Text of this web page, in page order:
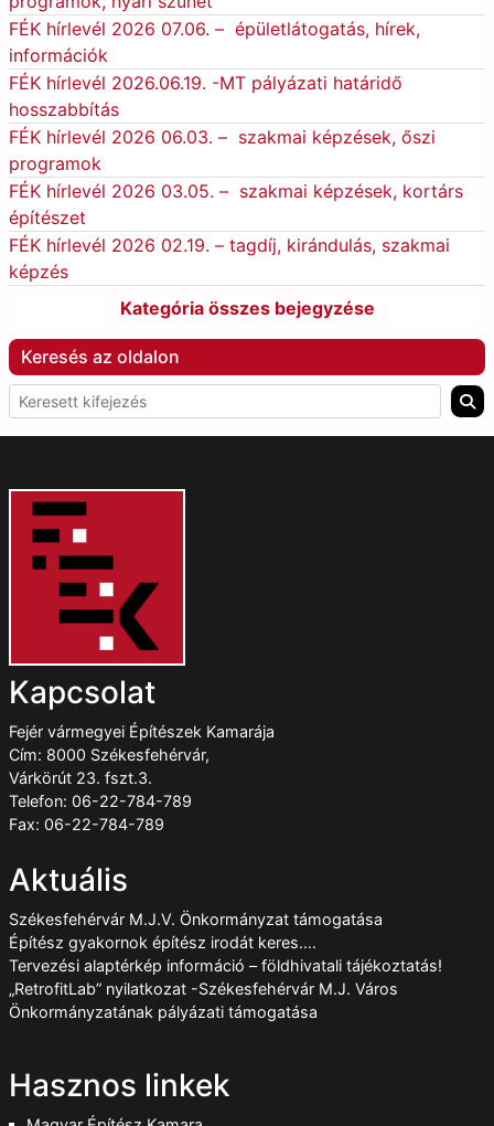
FÉK hírlevél 2026 07.06. – épületlátogatás, hírek,
információk
FÉK hírlevél 2026.06.19. -MT pályázati határidő
hosszabbítás
FÉK hírlevél 2026 06.03. – szakmai képzések, őszi
programok
FÉK hírlevél 2026 03.05. – szakmai képzések, kortárs
építészet
FÉK hírlevél 2026 02.19. – tagdíj, kirándulás, szakmai
képzés
Kategória összes bejegyzése
Keresés az oldalon
Kapcsolat
Fejér vármegyei Építészek Kamarája
Cím: 8000 Székesfehérvár,
Várkörút 23. fszt.3.
Telefon: 06-22-784-789
Fax: 06-22-784-789
Aktuális
Székesfehérvár M.J.V. Önkormányzat támogatása
Építész gyakornok építész irodát keres….
Tervezési alaptérkép információ – földhivatali tájékoztatás!
„RetrofitLab” nyilatkozat -Székesfehérvár M.J. Város
Önkormányzatának pályázati támogatása
Hasznos linkek